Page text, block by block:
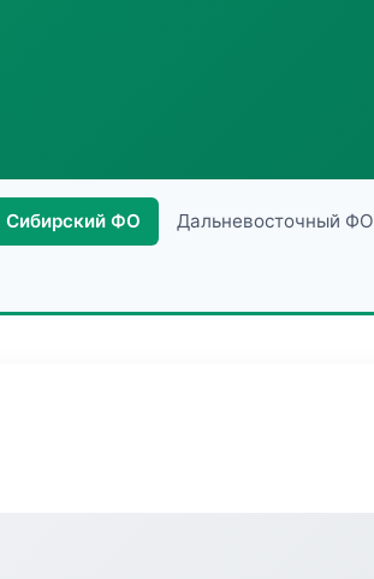
Сибирский ФО Дальневосточный ФО